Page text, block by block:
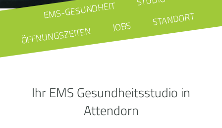
EMS-GESUNDHEIT
ÖFFNUNGSZEITEN JOBS STANDORT
Ihr EMS Gesundheitsstudio in
Attendorn